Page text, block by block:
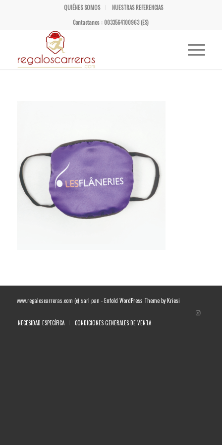
QUIÉNES SOMOS
NUESTRAS REFERENCIAS
Contactanos : 0033564100963 (ES)
www.regaloscarreras.com (c) sarl pan -Enfold WordPress Theme by Kriesi
NECESIDAD ESPECÍFICA CONDICIONES GENERALES DE VENTA